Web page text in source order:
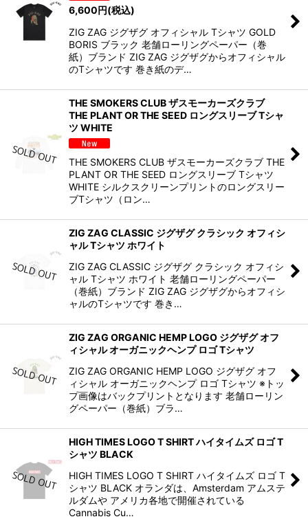
6,600円(税込)
ZIG ZAG ジグザグ オフィシャル Tシャツ GOLD
BORIS ブラック 老舗ローリングペーパー（巻
紙）ブランド ZIG ZAG ジグザグからオフィシャル
のTシャツです 巻き紙のデ…
THE SMOKERS CLUB ザスモーカーズクラブ
THE PLANT OR THE SEED ロングスリーブ Tシャ
ツ WHITE
THE SMOKERS CLUB ザスモーカーズクラブ THE
PLANT OR THE SEED ロングスリーブ Tシャツ
WHITE シルクスクリーンプリントのロングスリー
ブTシャツ（ロン…
ZIG ZAG CLASSIC ジグザグ クラシック オフィシ
ャル Tシャツ ホワイト
ZIG ZAG CLASSIC ジグザグ クラシック オフィシ
ャル Tシャツ ホワイト 老舗ローリングペーパー
（巻紙）ブランド ZIG ZAG ジグザグからオフィシ
ャルのTシャツです 巻き…
ZIG ZAG ORGANIC HEMP LOGO ジグザグ オフ
ィシャル オーガニックヘンプ ロゴ Tシャツ
ZIG ZAG ORGANIC HEMP LOGO ジグザグ オフ
ィシャル オーガニックヘンプ ロゴ Tシャツ ※トッ
プ画像はバックプリントとなります 老舗ローリン
グペーパー（巻紙）ブラ…
HIGH TIMES LOGO T SHIRT ハイタイムズ ロゴ T
シャツ BLACK
HIGH TIMES LOGO T SHIRT ハイタイムズ ロゴ T
シャツ BLACK オランダは、Amsterdam アムステ
ルダムや アメリカ各地で開催されている
Cannabis Cu…